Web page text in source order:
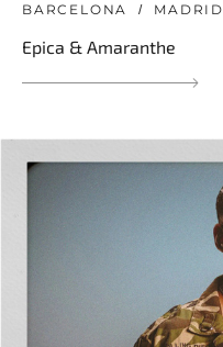
BARCELONA MADRID
Epica & Amaranthe